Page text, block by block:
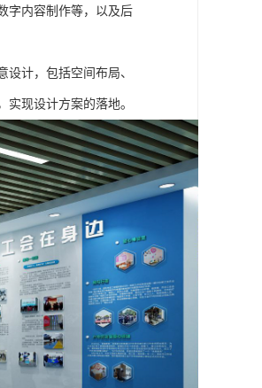
字内容制作等，以及后
计，包括空间布局、
现设计方案的落地。